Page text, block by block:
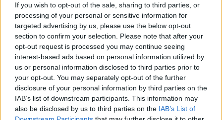
If you wish to opt-out of the sale, sharing to third parties, or
processing of your personal or sensitive information for
targeted advertising by us, please use the below opt-out
section to confirm your selection. Please note that after your
opt-out request is processed you may continue seeing
interest-based ads based on personal information utilized by
us or personal information disclosed to third parties prior to
your opt-out. You may separately opt-out of the further
disclosure of your personal information by third parties on the
IAB’s list of downstream participants. This information may
also be disclosed by us to third parties on the IAB’s List of
Αλιμήση που κέρδισε ένα βιβλίο - λέυκωμα με
τις φωτογραφίες αποφοίτησης το 1981 μπροστά
απο τα σχολεία!
Το ραντεβού ανανεώθηκε και όσοι αυτή τη φορά
έμειναν απ’ έξω ας φροντίσουν για την επόμενη,
μικτή συνάντηση!
Πληροφορίες από εκείνους που διακρίναμε